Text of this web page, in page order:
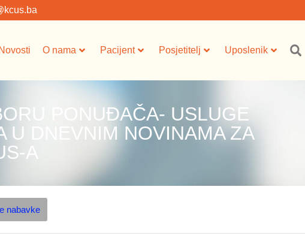
Novosti O nama Pacijent Posjetitelj Uposlenik
PONUĐAČA- USLUGE
U DNEVNIM NOVINAMA ZA
A
nabavke